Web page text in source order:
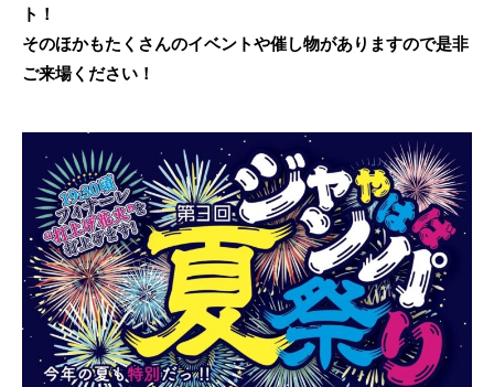
ト！
そのほかもたくさんのイベントや催し物がありますので是非
ご来場ください！